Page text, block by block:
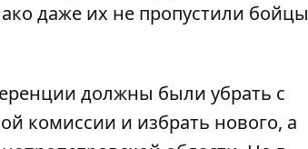
даже их не пропустили бойцы
должны были убрать с
комиссии и избрать нового, а